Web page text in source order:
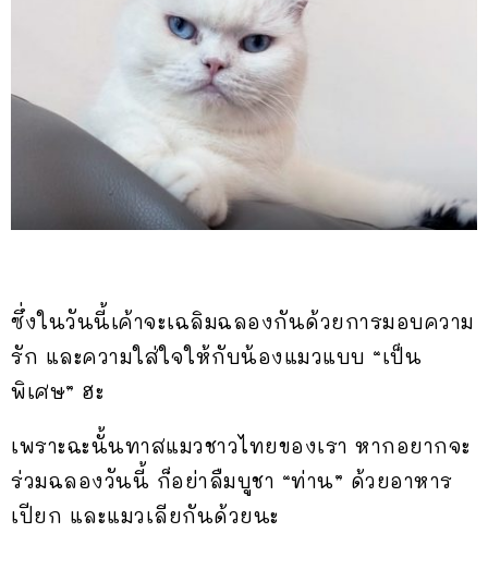
ซึ่งในวันนี้เค้าจะเฉลิมฉลองกันด้วยการมอบความ
รัก และความใส่ใจให้กับน้องแมวแบบ “เป็น
พิเศษ” ฮะ
เพราะฉะนั้นทาสแมวชาวไทยของเรา หากอยากจะ
ร่วมฉลองวันนี้ ก็อย่าลืมบูชา “ท่าน” ด้วยอาหาร
เปียก และแมวเลียกันด้วยนะ